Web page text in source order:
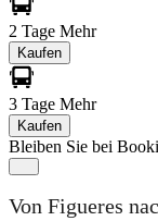
2 Tage Mehr
Kaufen
3 Tage Mehr
Kaufen
Bleiben Sie bei
Von Figueres